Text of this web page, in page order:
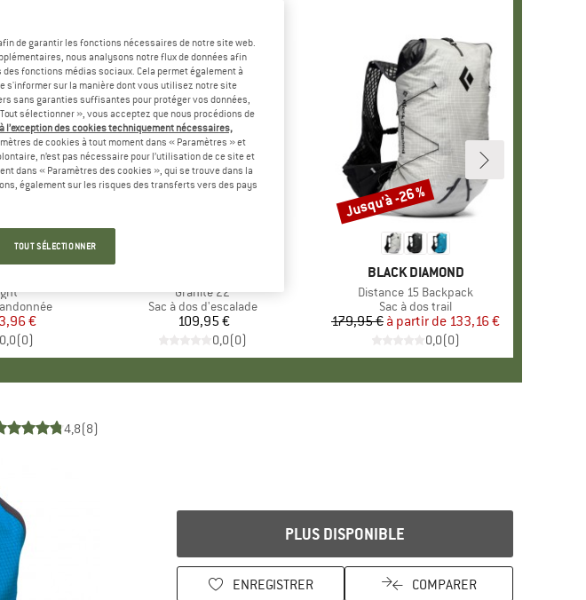
+2
réduit
€
0,0(0)
Article
Granite 22
Product group
Sac à dos d'escalade
Prix
109,95 €
0,0(0)
MARQUE
BLACK DIAMOND
Article
Distance 15 Backpack
Product group
Sac à dos trail
Prix
179,95 € Prix réduit
à partir de 133,16 €
0,0(0)
Remise
Jusqu'à -26 %
4,8(8)
PLUS DISPONIBLE
ENREGISTRER COMPARER
de garantir les fonctions nécessaires de notre site web.
nous analysons notre flux de données afin
fonctions médias sociaux. Cela permet également à
s'informer sur la manière dont vous utilisez notre site
sans garanties suffisantes pour protéger vos données,
sélectionner », vous acceptez que nous procédions de
l’exception des cookies techniquement nécessaires,
de cookies à tout moment dans « Paramètres » et
n’est pas nécessaire pour l’utilisation de ce site et
dans « Paramètres des cookies », qui se trouve dans la
également sur les risques des transferts vers des pays
TOUT SÉLECTIONNER